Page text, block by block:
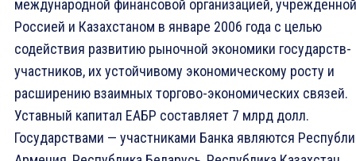
международной финансовой организацией, учрежденной
Россией и Казахстаном в январе 2006 года с целью
содействия развитию рыночной экономики государств-
участников, их устойчивому экономическому росту и
расширению взаимных торгово-экономических связей.
Уставный капитал ЕАБР составляет 7 млрд долл.
Государствами — участниками Банка являются